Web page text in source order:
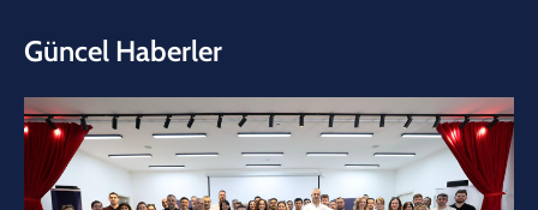
Güncel Haberler